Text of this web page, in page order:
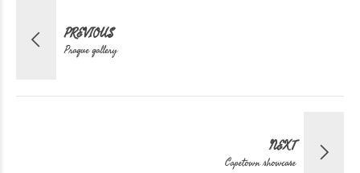
PREVIOUS
Prague gallery
NEXT
Capetown showcase